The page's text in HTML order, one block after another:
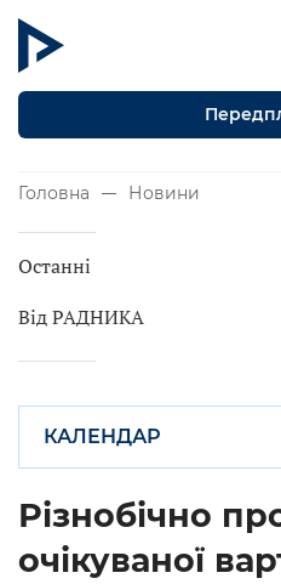
Головна Новини
Останні
Від РАДНИКА
КАЛЕНДАР
Різнобічно
очікуваної